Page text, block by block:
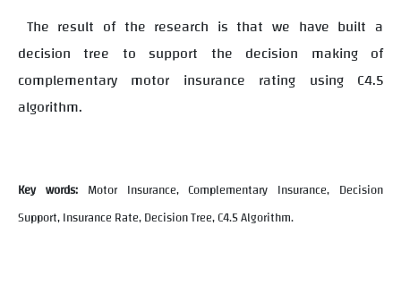
The result of the research is that we have built a
decision tree to support the decision making of
complementary motor insurance rating using C4.5
algorithm.
Key words:Motor Insurance, Complementary Insurance, Decision
Support, Insurance Rate, Decision Tree, C4.5 Algorithm.